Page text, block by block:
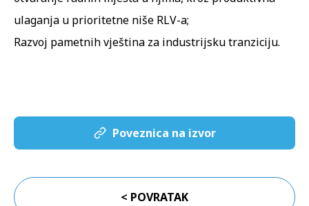
ulaganja u prioritetne niše RLV-a;
Razvoj pametnih vještina za industrijsku tranziciju.
Poveznica na izvor
< POVRATAK